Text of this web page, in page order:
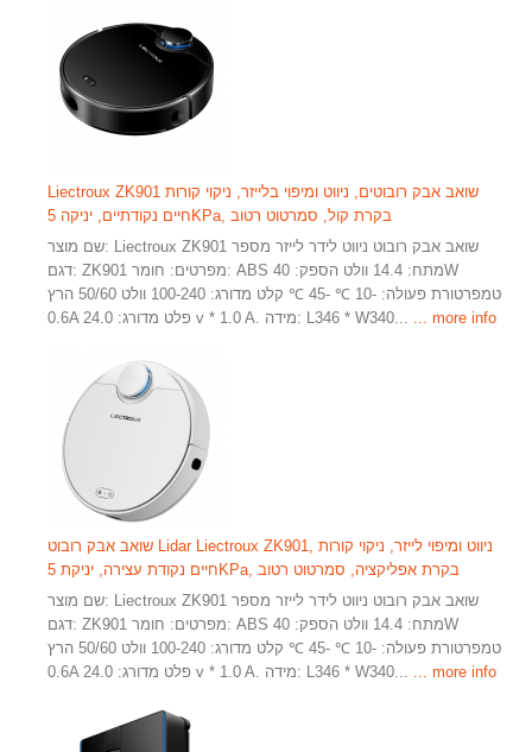
Liectroux ZK901 שואב אבק רובוטים, ניווט ומיפוי בלייזר, ניקוי קורות
חיים נקודתיים, יניקה 5KPa, בקרת קול, סמרטוט רטוב
שם מוצר: Liectroux ZK901 שואב אבק רובוט ניווט לידר לייזר מספר
דגם: ZK901 מפרטים: חומר: ABS מתח: 14.4 וולט הספק: 40W
טמפרטורת פעולה: -10 ℃ -45 ℃ קלט מדורג: 100-240 וולט 50/60 הרץ
0.6A פלט מדורג: 24.0 v * 1.0 A. מידה: L346 * W340...
... more info
שואב אבק רובוט Lidar Liectroux ZK901, ניווט ומיפוי לייזר, ניקוי קורות
חיים נקודת עצירה, יניקת 5KPa, בקרת אפליקציה, סמרטוט רטוב
שם מוצר: Liectroux ZK901 שואב אבק רובוט ניווט לידר לייזר מספר
דגם: ZK901 מפרטים: חומר: ABS מתח: 14.4 וולט הספק: 40W
טמפרטורת פעולה: -10 ℃ -45 ℃ קלט מדורג: 100-240 וולט 50/60 הרץ
0.6A פלט מדורג: 24.0 v * 1.0 A. מידה: L346 * W340...
... more info